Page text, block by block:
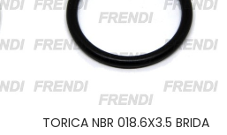
TORICA NBR 018.6X3.5 BRIDA